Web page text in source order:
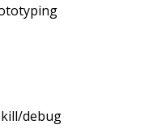
debug